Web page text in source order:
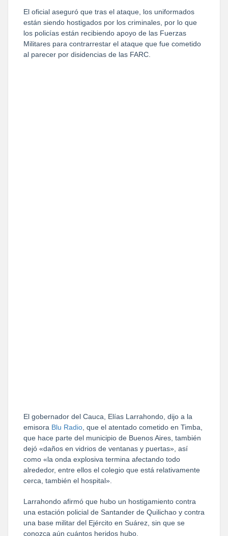
El oficial aseguró que tras el ataque, los uniformados
están siendo hostigados por los criminales, por lo que
los policías están recibiendo apoyo de las Fuerzas
Militares para contrarrestar el ataque que fue cometido
al parecer por disidencias de las FARC.
El gobernador del Cauca, Elías Larrahondo, dijo a la
emisora Blu Radio , que el atentado cometido en Timba,
que hace parte del municipio de Buenos Aires, también
dejó «daños en vidrios de ventanas y puertas», así
como «la onda explosiva termina afectando todo
alrededor, entre ellos el colegio que está relativamente
cerca, también el hospital».
Larrahondo afirmó que hubo un hostigamiento contra
una estación policial de Santander de Quilichao y contra
una base militar del Ejército en Suárez, sin que se
conozca aún cuántos heridos hubo.